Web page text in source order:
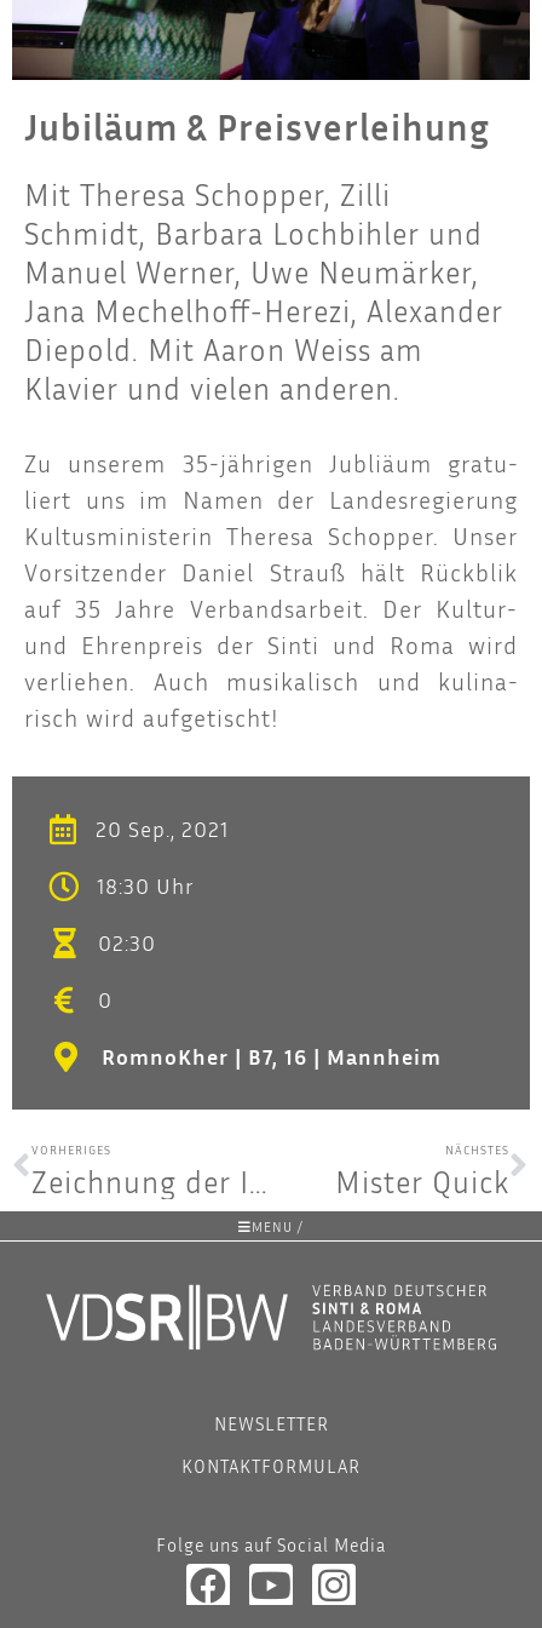
Jubiläum & Preisverleihung
Mit Theresa Schopper, Zilli
Schmidt, Barbara Lochbihler und
Manuel Werner, Uwe Neumärker,
Jana Mechelhoff-Herezi, Alexander
Diepold. Mit Aaron Weiss am
Klavier und vielen anderen.
Zu unse­rem 35-jäh­ri­gen Jub­liäum gra­tu­
liert uns im Namen der Lan­des­re­gie­rung
Kul­tus­mi­nis­te­rin The­re­sa Schop­per. Unser
Vor­sit­zen­der Dani­el Strauß hält Rück­blik
auf 35 Jah­re Ver­bands­ar­beit. Der Kul­tur-
und Ehren­preis der Sin­ti und Roma wird
ver­lie­hen. Auch musi­ka­lisch und kuli­na­
risch wird aufgetischt!
20 Sep., 2021
18:30 Uhr
02:30
0
RomnoKher | B7, 16 | Mannheim
VORHERIGES
Zeich­nung der Intuition
NÄCHSTES
Mis­ter Quick
MENU /
NEWSLETTER
KONTAKTFORMULAR
Folge uns auf Social Media